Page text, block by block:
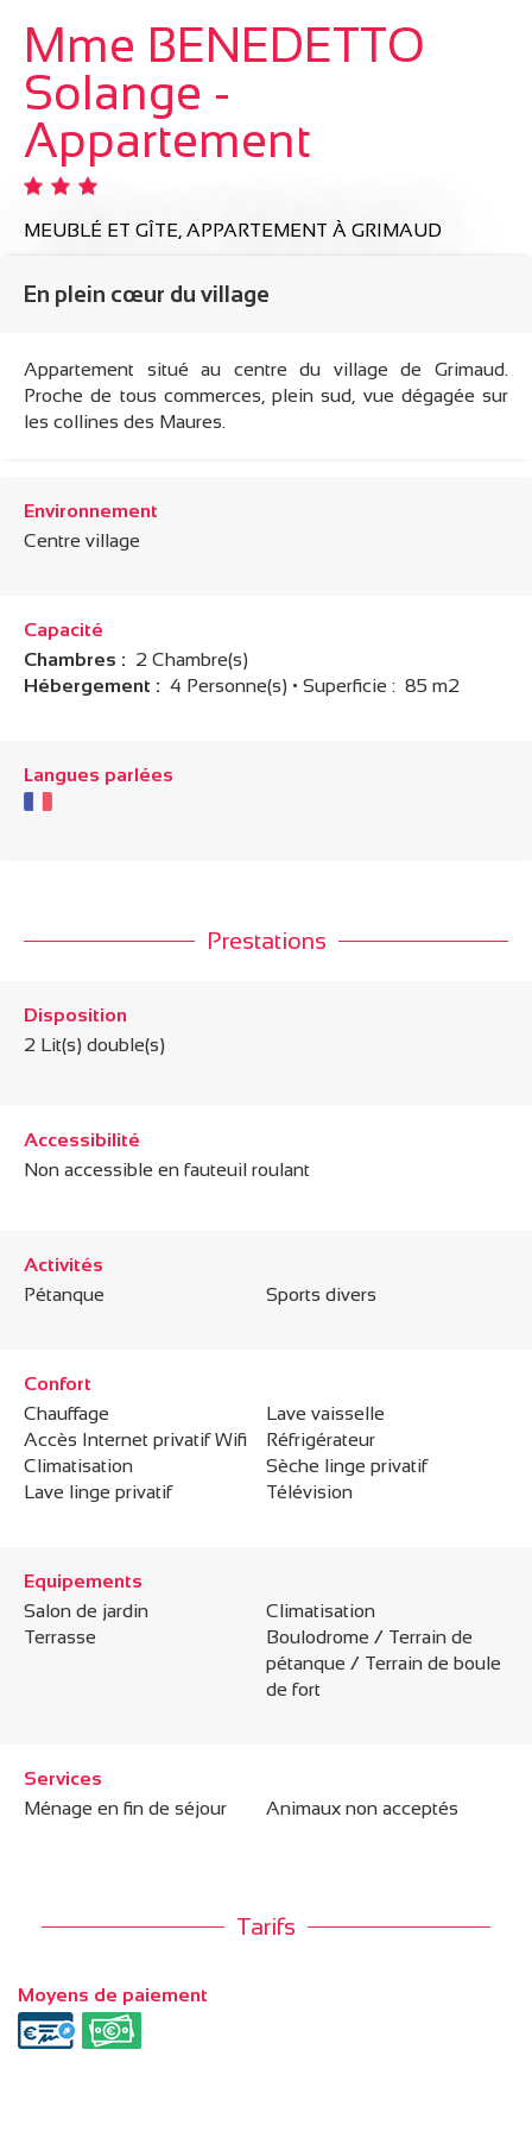
Mme BENEDETTO
Solange -
Appartement
MEUBLÉ ET GÎTE, APPARTEMENT À GRIMAUD
En plein cœur du village
Appartement situé au centre du village de Grimaud.
Proche de tous commerces, plein sud, vue dégagée sur
les collines des Maures.
Environnement
Centre village
Capacité
Chambres : 2 Chambre(s)
Hébergement : 4 Personne(s) • Superficie : 85 m2
Langues parlées
Prestations
Disposition
2 Lit(s) double(s)
Accessibilité
Non accessible en fauteuil roulant
Activités
Pétanque
Sports divers
Confort
Chauffage
Accès Internet privatif Wifi
Climatisation
Lave linge privatif
Lave vaisselle
Réfrigérateur
Sèche linge privatif
Télévision
Equipements
Salon de jardin
Terrasse
Climatisation
Boulodrome / Terrain de
pétanque / Terrain de boule
de fort
Services
Ménage en fin de séjour
Animaux non acceptés
Tarifs
Moyens de paiement